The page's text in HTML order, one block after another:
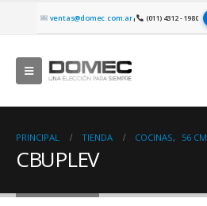
ventas@domec.com.ar| (011) 4312 - 1980
PRINCIPAL TIENDA COCINAS, 56 CM
CBUPLEV